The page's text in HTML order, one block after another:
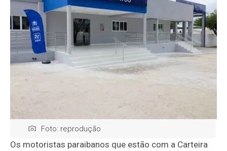
Foto: reprodução
Os motoristas paraibanos que estão com a Carteira